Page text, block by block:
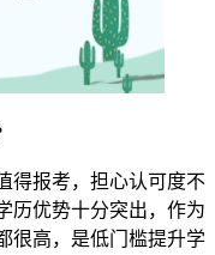
报考，担心认可度不
历优势十分突出，作为
很高，是低门槛提升学